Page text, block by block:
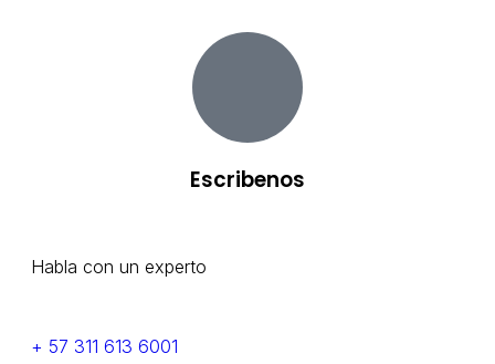
Escribenos
Habla con un experto
+ 57 311 613 6001